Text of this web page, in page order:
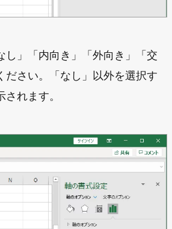
し」「内向き」「外向き」「交
ださい。「なし」以外を選択す
れます。